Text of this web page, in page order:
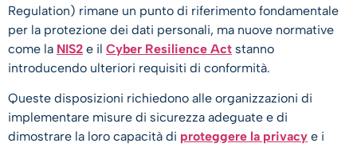
Regulation) rimane un punto di riferimento fondamentale
per la protezione dei dati personali, ma nuove normative
come la NIS2 e il Cyber Resilience Act stanno
introducendo ulteriori requisiti di conformità.
Queste disposizioni richiedono alle organizzazioni di
implementare misure di sicurezza adeguate e di
dimostrare la loro capacità di proteggere la privacy e i